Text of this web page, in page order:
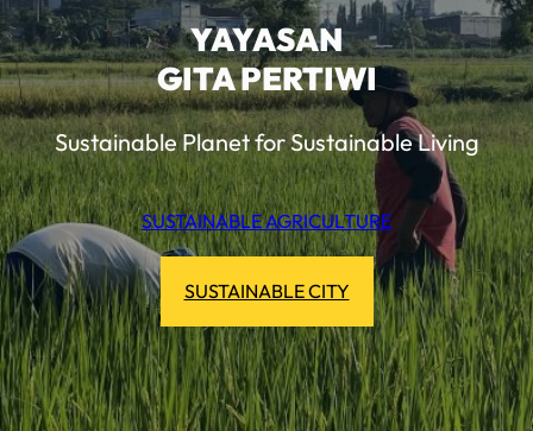
YAYASAN
GITA PERTIWI
Sustainable Planet for Sustainable Living
SUSTAINABLE AGRICULTURE
SUSTAINABLE CITY